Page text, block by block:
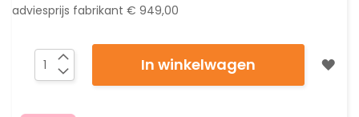
afbeeldingen-
adviesprijs fabrikant € 949,00
In winkelwagen